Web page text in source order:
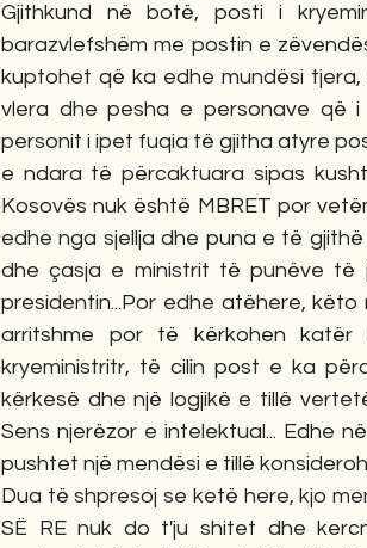
Gjithkund në botë, posti i
barazvlefshëm me postin e
kuptohet që ka edhe mundësi
vlera dhe pesha e personave që
personit i ipet fuqia të gjitha atyre
e ndara të përcaktuara sipas
Kosovës nuk është MBRET por
edhe nga sjellja dhe puna e të
dhe çasja e ministrit të punëve të
presidentin...Por edhe atëhere,
arritshme por të kërkohen
kryeministritr, të cilin post e ka
kërkesë dhe një logjikë e tillë
Sens njerëzor e intelektual... Edhe
pushtet një mendësi e tillë
Dua të shpresoj se ketë here, kjo
SË RE nuk do t'ju shitet dhe